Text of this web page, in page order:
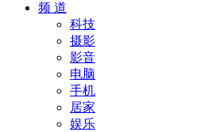
频 道
科技
摄影
影音
电脑
手机
居家
娱乐